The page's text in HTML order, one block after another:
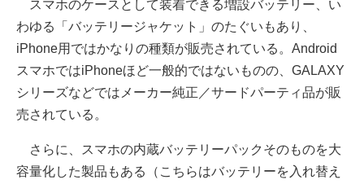
スマホのケースとして装着できる増設バッテリー、い
わゆる「バッテリージャケット」のたぐいもあり、
iPhone用ではかなりの種類が販売されている。Android
スマホではiPhoneほど一般的ではないものの、GALAXY
シリーズなどではメーカー純正／サードパーティ品が販
売されている。
さらに、スマホの内蔵バッテリーパックそのものを大
容量化した製品もある（こちらはバッテリーを入れ替え